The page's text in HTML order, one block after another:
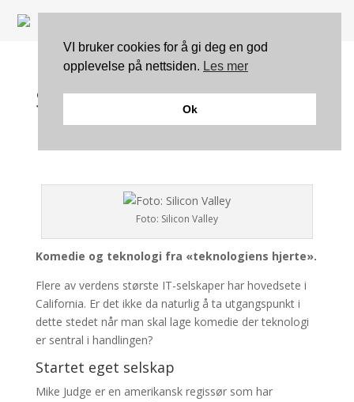
Se traileren for HBOs
nye serie «Silicon Valley»
Foto: Silicon Valley
Komedie og teknologi fra «teknologiens hjerte».
Flere av verdens største IT-selskaper har hovedsete i
California. Er det ikke da naturlig å ta utgangspunkt i
dette stedet når man skal lage komedie der teknologi
er sentral i handlingen?
Startet eget selskap
Mike Judge er en amerikansk regissør som har
VI bruker cookies for å gi deg en god
opplevelse på nettsiden. Les mer
Ok